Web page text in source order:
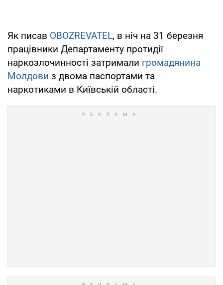
Як писав OBOZREVATEL, в ніч на 31 березня
працівники Департаменту протидії
наркозлочинності затримали громадянина
Молдови з двома паспортами та
наркотиками в Київській області.